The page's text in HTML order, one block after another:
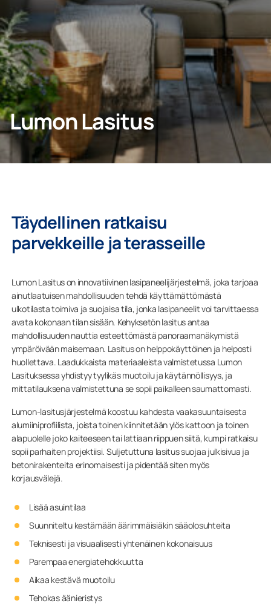
Kotiin
Yritys
YHTEYDENOTTO
Lumon Lasitus
Täydellinen ratkaisu
parvekkeille ja terasseille
Lumon Lasitus on innovatiivinen lasipaneelijärjestelmä, joka tarjoaa
ainutlaatuisen mahdollisuuden tehdä käyttämättömästä
ulkotilasta toimiva ja suojaisa tila, jonka lasipaneelit voi tarvittaessa
avata kokonaan tilan sisään. Kehyksetön lasitus antaa
mahdollisuuden nauttia esteettömästä panoraamanäkymistä
ympäröivään maisemaan. Lasitus on helppokäyttöinen ja helposti
huollettava. Laadukkaista materiaaleista valmistetussa Lumon
Lasituksessa yhdistyy tyylikäs muotoilu ja käytännöllisyys, ja
mittatilauksena valmistettuna se sopii paikalleen saumattomasti.
Lumon-lasitusjärjestelmä koostuu kahdesta vaakasuuntaisesta
alumiiniprofiilista, joista toinen kiinnitetään ylös kattoon ja toinen
alapuolelle joko kaiteeseen tai lattiaan riippuen siitä, kumpi ratkaisu
sopii parhaiten projektiisi. Suljetuttuna lasitus suojaa julkisivua ja
betonirakenteita erinomaisesti ja pidentää siten myös
korjausvälejä.
Lisää asuintilaa
Suunniteltu kestämään äärimmäisiäkin sääolosuhteita
Teknisesti ja visuaalisesti yhtenäinen kokonaisuus
Parempaa energiatehokkuutta
Aikaa kestävä muotoilu
Tehokas äänieristys